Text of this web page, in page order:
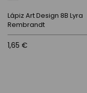
Lápiz Art Design 8B Lyra
Rembrandt
1,65 €